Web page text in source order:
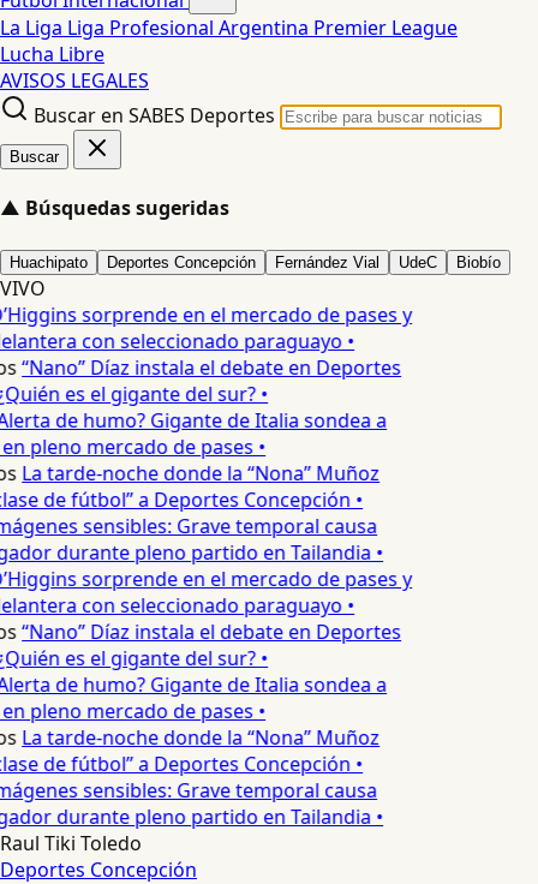
La Liga Liga Profesional Argentina Premier League
Lucha Libre
AVISOS LEGALES
Buscar en SABES Deportes
Buscar
▲ Búsquedas sugeridas
Huachipato Deportes Concepción Fernández Vial UdeC Biobío
VIVO
sorprende en el mercado de pases y
con seleccionado paraguayo •
“Nano” Díaz instala el debate en Deportes
es el gigante del sur? •
de humo? Gigante de Italia sondea a
pleno mercado de pases •
La tarde-noche donde la “Nona” Muñoz
de fútbol” a Deportes Concepción •
sensibles: Grave temporal causa
durante pleno partido en Tailandia •
sorprende en el mercado de pases y
con seleccionado paraguayo •
“Nano” Díaz instala el debate en Deportes
es el gigante del sur? •
de humo? Gigante de Italia sondea a
pleno mercado de pases •
La tarde-noche donde la “Nona” Muñoz
de fútbol” a Deportes Concepción •
sensibles: Grave temporal causa
durante pleno partido en Tailandia •
Raul Tiki Toledo
Deportes Concepción